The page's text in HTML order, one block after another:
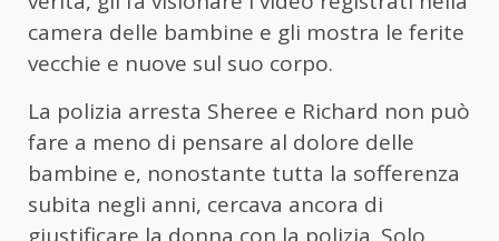
camera delle bambine e gli mostra le ferite
vecchie e nuove sul suo corpo.
La polizia arresta Sheree e Richard non può
fare a meno di pensare al dolore delle
bambine e, nonostante tutta la sofferenza
subita negli anni, cercava ancora di
giustificare la donna con la polizia. Solo